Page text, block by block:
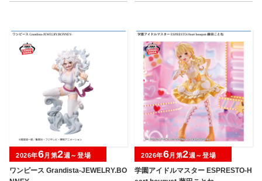
ワンピース Grandista-JEWELRY.BO
2026年6月第2週～登場
学園アイドルマスター ESPRESTO-H
2026年6月第2週～登場